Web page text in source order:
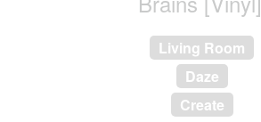
Living Room
Daze
Create